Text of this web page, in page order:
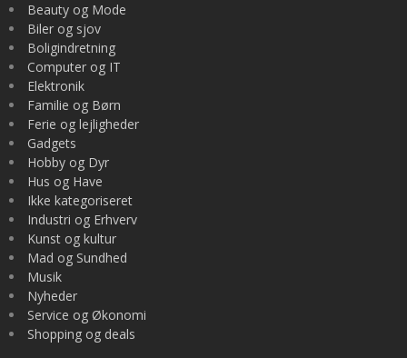
Beauty og Mode
Biler og sjov
Boligindretning
Computer og IT
Elektronik
Familie og Børn
Ferie og lejligheder
Gadgets
Hobby og Dyr
Hus og Have
Ikke kategoriseret
Industri og Erhverv
Kunst og kultur
Mad og Sundhed
Musik
Nyheder
Service og Økonomi
Shopping og deals